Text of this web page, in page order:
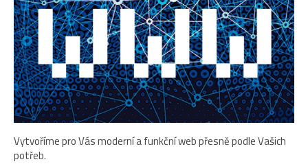
Vytvoříme pro Vás moderní a funkční web přesně podle Vašich
potřeb.